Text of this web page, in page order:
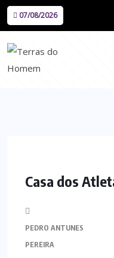
07/08/2026
Casa dos
PEDRO ANTUNES
PEREIRA